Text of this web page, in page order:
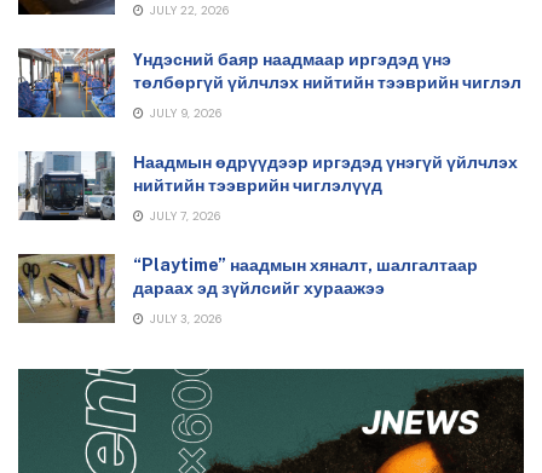
JULY 22, 2026
Үндэсний баяр наадмаар иргэдэд үнэ
төлбөргүй үйлчлэх нийтийн тээврийн чиглэл
JULY 9, 2026
Наадмын өдрүүдээр иргэдэд үнэгүй үйлчлэх
нийтийн тээврийн чиглэлүүд
JULY 7, 2026
“Playtime” наадмын хяналт, шалгалтаар
дараах эд зүйлсийг хураажээ
JULY 3, 2026